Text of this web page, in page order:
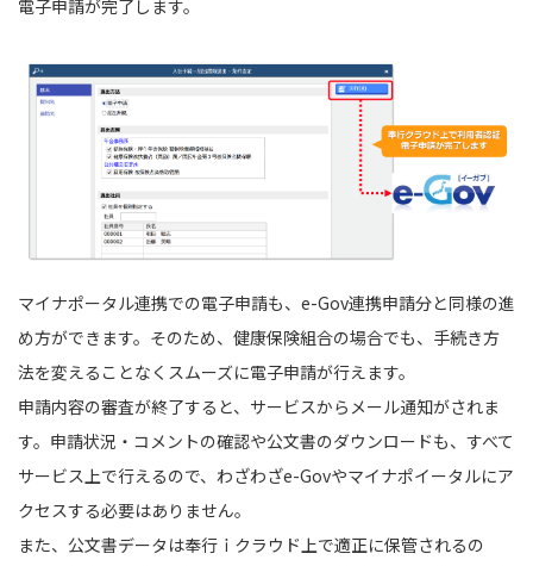
電子申請が完了します。
マイナポータル連携での電子申請も、e-Gov連携申請分と同様の進
め方ができます。そのため、健康保険組合の場合でも、手続き方
法を変えることなくスムーズに電子申請が行えます。
申請内容の審査が終了すると、サービスからメール通知がされま
す。申請状況・コメントの確認や公文書のダウンロードも、すべて
サービス上で行えるので、わざわざe-Govやマイナポイータルにア
クセスする必要はありません。
また、公文書データは奉行ｉクラウド上で適正に保管されるの